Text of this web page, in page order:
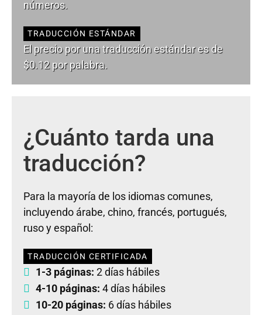
números.
TRADUCCIÓN ESTÁNDAR
El precio por una traducción estándar es de
$0.12 por palabra.
¿Cuánto tarda una
traducción?
Para la mayoría de los idiomas comunes,
incluyendo árabe, chino, francés, portugués,
ruso y español:
TRADUCCIÓN CERTIFICADA
1-3 páginas: 2 días hábiles
4-10 páginas: 4 días hábiles
10-20 páginas: 6 días hábiles